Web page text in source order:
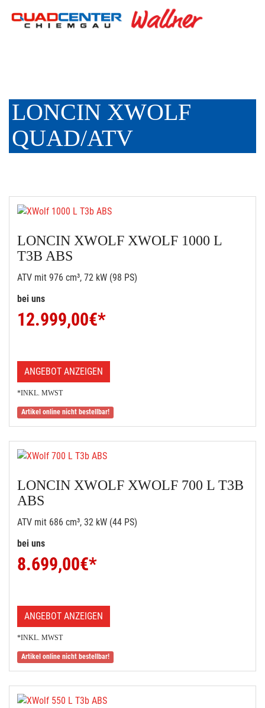
LONCIN XWOLF
QUAD/ATV
LONCIN XWOLF XWOLF 1000 L
T3B ABS
ATV mit 976 cm³, 72 kW (98 PS)
bei uns
12.999,00€*
ANGEBOT ANZEIGEN
*INKL. MWST
Artikel online nicht bestellbar!
LONCIN XWOLF XWOLF 700 L T3B
ABS
ATV mit 686 cm³, 32 kW (44 PS)
bei uns
8.699,00€*
ANGEBOT ANZEIGEN
*INKL. MWST
Artikel online nicht bestellbar!